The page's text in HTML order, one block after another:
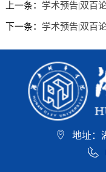
上一条： 学术预告|双百论坛第196
下一条： 学术预告|双百论坛第
地址：